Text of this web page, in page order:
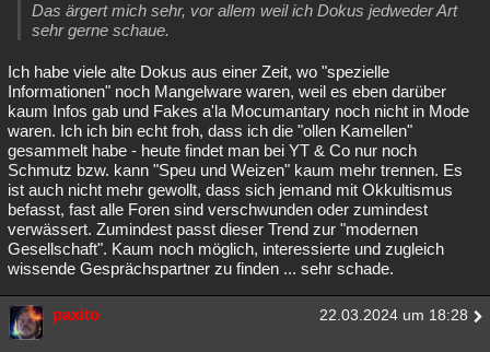
Das ärgert mich sehr, vor allem weil ich Dokus jedweder Art
sehr gerne schaue.
Ich habe viele alte Dokus aus einer Zeit, wo "spezielle
Informationen" noch Mangelware waren, weil es eben darüber
kaum Infos gab und Fakes a'la Mocumantary noch nicht in Mode
waren. Ich ich bin echt froh, dass ich die "ollen Kamellen"
gesammelt habe - heute findet man bei YT & Co nur noch
Schmutz bzw. kann "Speu und Weizen" kaum mehr trennen. Es
ist auch nicht mehr gewollt, dass sich jemand mit Okkultismus
befasst, fast alle Foren sind verschwunden oder zumindest
verwässert. Zumindest passt dieser Trend zur "modernen
Gesellschaft". Kaum noch möglich, interessierte und zugleich
wissende Gesprächspartner zu finden ... sehr schade.
paxito 22.03.2024 um 18:28